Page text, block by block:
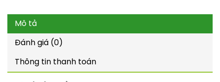
Mô tả
Đánh giá (0)
Thông tin thanh toán